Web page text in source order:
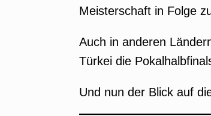
Meisterschaft in Folge
Auch in anderen
Türkei die
Und nun der Blick auf